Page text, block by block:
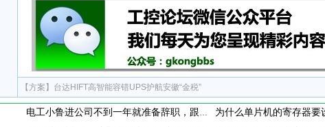
【方案】 台达HIFT高智能容错UPS护航安徽“金税”
电工小鲁进公司不到一年就准备辞职，跟他聊天时。他说，现在上班天天混日子，学不到啥东西，准备辞职换工作。这个到底是为啥呢 为什么单片机的寄存器要